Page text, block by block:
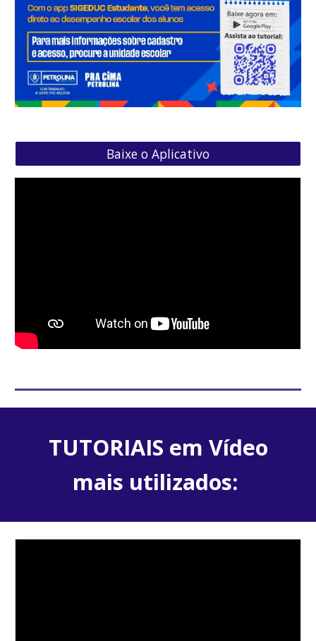
Baixe o Aplicativo
TUTORIAIS em Vídeo
mais utilizados: